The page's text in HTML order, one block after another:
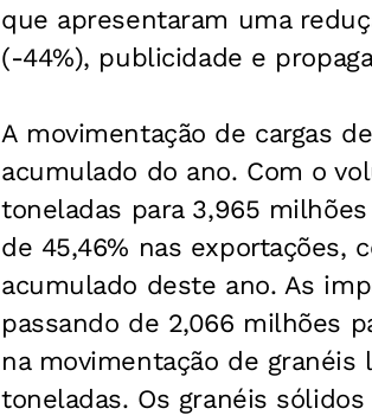
que apresentaram uma
(-44%), publicidade e
A movimentação de cargas
acumulado do ano. Com o
toneladas para 3,965
de 45,46% nas exportações,
acumulado deste ano. As
passando de 2,066 milhões
na movimentação de
toneladas. Os granéis